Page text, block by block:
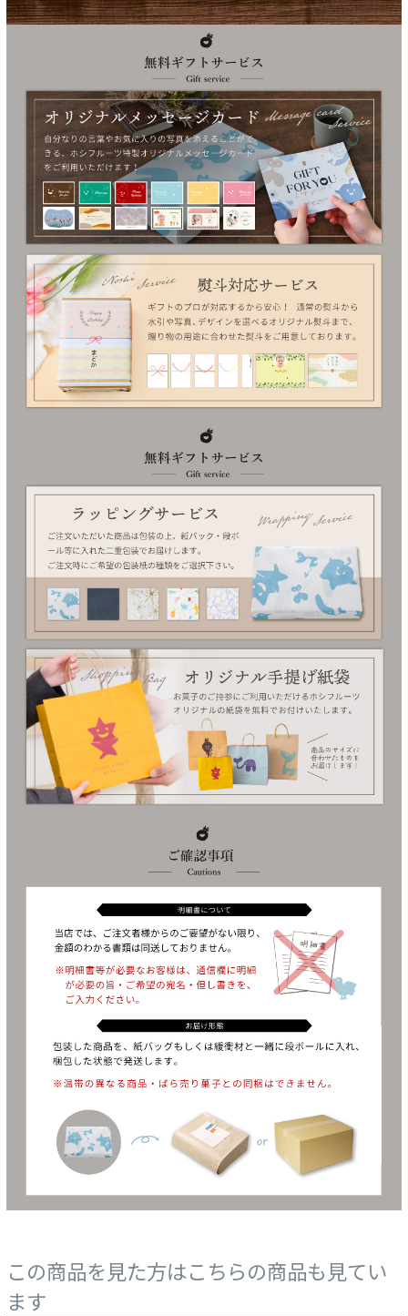
この商品を見た方はこちらの商品も見てい
ます